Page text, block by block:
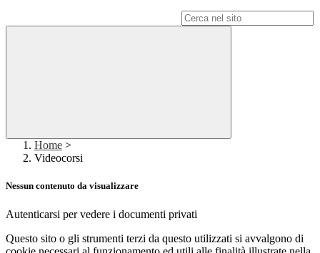
Home >
Videocorsi
Nessun contenuto da visualizzare
Autenticarsi per vedere i documenti privati
Questo sito o gli strumenti terzi da questo utilizzati si avvalgono di